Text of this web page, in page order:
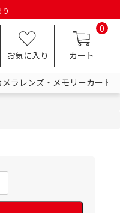
お気に入り
0
カート
ラレンズ・メモリーカード